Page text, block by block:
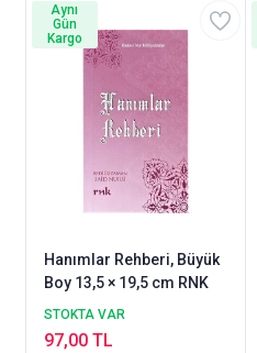
Hanımlar Rehberi, Büyük
Boy 13,5 × 19,5 cm RNK
STOKTA VAR
97,00 TL
Aynı
Gün
Kargo